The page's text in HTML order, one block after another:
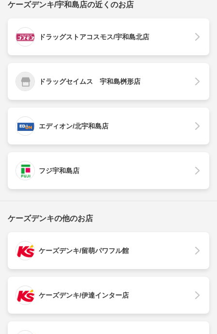
ケーズデンキ/宇和島店の近くのお店
ドラッグストアコスモス/宇和島北店
ドラッグセイムス 宇和島桝形店
エディオン/北宇和島店
フジ宇和島店
ケーズデンキの他のお店
ケーズデンキ/留萌パワフル館
ケーズデンキ/伊達インター店